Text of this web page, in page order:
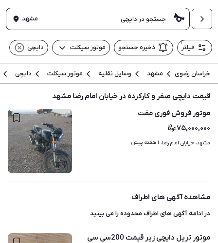
مشهد
۱
فیلتر ذخیره جستجو موتور سیکلت دایچی
خراسان رضوی مشهد وسایل نقلیه موتور سیکلت دایچی
قیمت دایچی صفر و کارکرده در خیابان امام رضا مشهد
۲
موتور فروش فوری مفت
۷۵,۰۰۰,۰۰۰
مشهد، خیابان امام رضا، ۱ هفته پیش
مشاهده آگهی های اطراف
در ادامه آگهی هایاطراف محدودهرا می بینید
موتور تریل دایچی زیر قیمت 200سی سی